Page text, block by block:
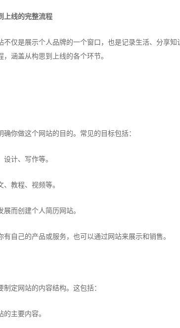
上线的完整流程
不仅是展示个人品牌的一个窗口，也是记录生活、分享
涵盖从构思到上线的各个环节。
你做这个网站的目的。常见的目标包括：
计、写作等。
教程、视频等。
而创建个人简历网站。
自己的产品或服务，也可以通过网站来展示和销售。
定网站的内容结构。这包括：
主要内容。